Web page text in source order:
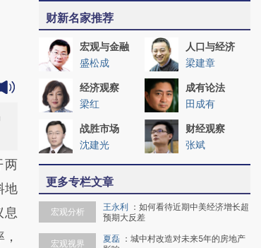
方
两
地
息
财新名家推荐
宏观与金融
盛松成
人口与经济
梁建章
经济观察
梁红
成有论法
田成有
战胜市场
沈建光
财经观察
张斌
更多专栏文章
宏观分析 王永利 ： 如何看待近期中美经济增长超
预期大反差
宏观视界 夏磊 ： 城中村改造对未来5年的房地产